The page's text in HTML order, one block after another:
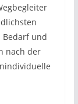
Bedarf und
nach der